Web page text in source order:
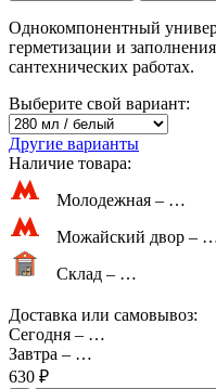
Однокомпонентный
герметизации и
сантехнических работах.
Выберите свой вариант:
Другие варианты
Наличие товара:
Молодежная – …
Можайский двор –
Склад – …
Доставка или самовывоз:
Сегодня – …
Завтра – …
630 ₽